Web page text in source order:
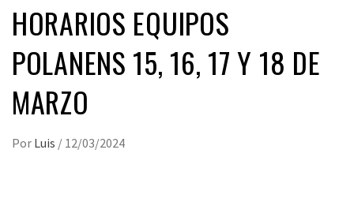
HORARIOS EQUIPOS
POLANENS 15, 16, 17 Y 18 DE
MARZO
Por Luis / 12/03/2024